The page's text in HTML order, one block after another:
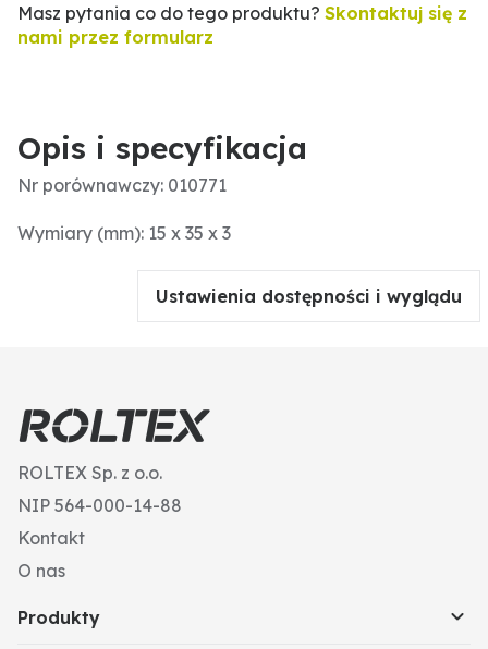
Masz pytania co do tego produktu? Skontaktuj się z
nami przez formularz
Opis i specyfikacja
Nr porównawczy: 010771
Wymiary (mm): 15 x 35 x 3
Ustawienia dostępności i wyglądu
ROLTEX Sp. z o.o.
NIP 564-000-14-88
Kontakt
O nas
Produkty